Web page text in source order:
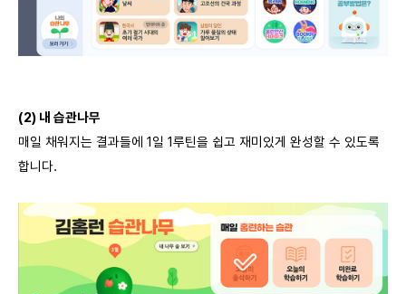
(2) 내 습관나무
매일 채워지는 결과들에 1일 1루틴을 쉽고 재미있게 완성할 수 있도록
합니다.